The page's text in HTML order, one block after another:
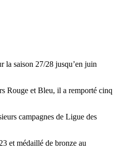
la saison 27/28 jusqu’en juin
Rouge et Bleu, il a remporté cinq
campagnes de Ligue des
et médaillé de bronze au